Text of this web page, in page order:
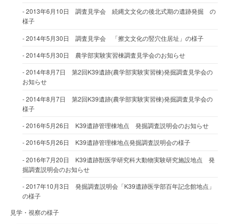
2013年6月10日 調査見学会 続縄文文化の後北式期の遺跡発掘 の
様子
2014年5月30日 調査見学会 「擦文文化の竪穴住居址」の様子
2014年5月30日 農学部実験実習棟調査見学会のお知らせ
2014年8月7日 第2回K39遺跡(農学部実験実習棟)発掘調査見学会の
お知らせ
2014年8月7日 第2回K39遺跡(農学部実験実習棟)発掘調査見学会の
様子
2016年5月26日 K39遺跡管理棟地点 発掘調査説明会のお知らせ
2016年5月26日 K39遺跡管理棟地点発掘調査説明会の様子
2016年7月20日 K39遺跡獣医学研究科大動物実験研究施設地点 発
掘調査説明会のお知らせ
2017年10月3日 発掘調査説明会「K39遺跡医学部百年記念館地点」
の様子
見学・視察の様子